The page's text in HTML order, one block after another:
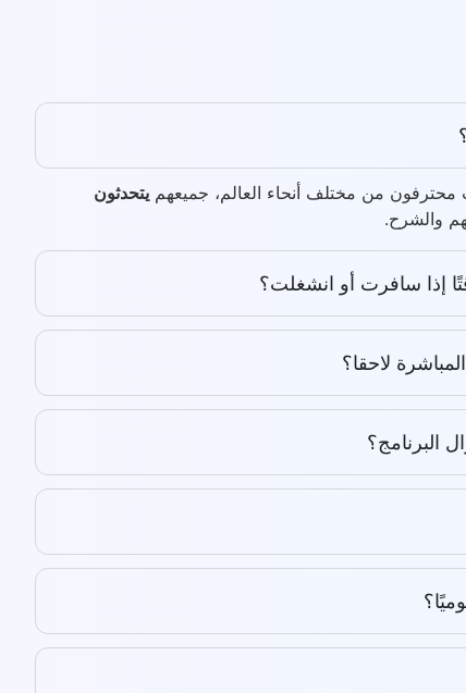
محترفون من مختلف أنحاء العالم، جميعهم يتحدثون
والشرح.
إذا سافرت أو انشغلت؟
لاحقا؟
البرنامج؟